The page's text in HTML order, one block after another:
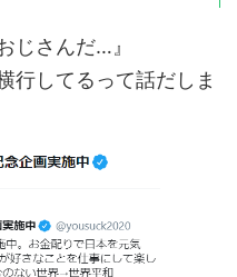
じさんだ…』
行してるって話だしま